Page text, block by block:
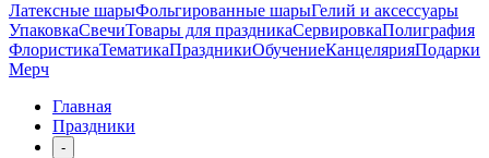
Латексные шарыФольгированные шарыГелий и аксессуары
УпаковкаСвечиТовары для праздникаСервировкаПолиграфия
ФлористикаТематикаПраздникиОбучениеКанцелярияПодарки
Мерч
Главная
Праздники
-